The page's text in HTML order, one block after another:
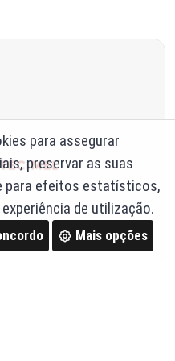
para assegurar
preservar as suas
para efeitos estatísticos,
de utilização.
Mais opções